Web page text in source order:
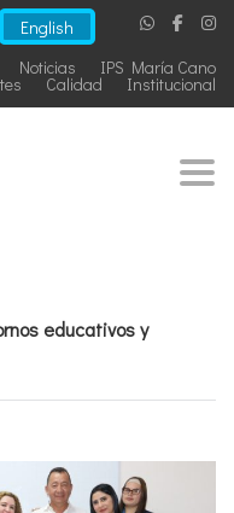
English
IPS María Cano
Noticias
Institucional
Calidad
educativos y